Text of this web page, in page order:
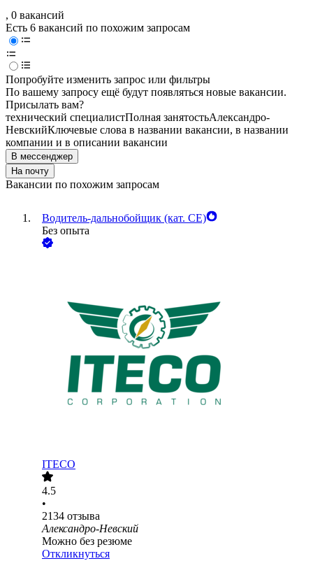
, 0 вакансий
Есть 6 вакансий по похожим запросам
Попробуйте изменить запрос или фильтры
По вашему запросу ещё будут появляться новые вакансии.
Присылать вам?
технический специалистПолная занятостьАлександро-
НевскийКлючевые слова в названии вакансии, в названии
компании и в описании вакансии
В мессенджер
На почту
Вакансии по похожим запросам
Водитель-дальнобойщик (кат. CE)
Без опыта
ITECO
4.5
•
2134 отзыва
Александро-Невский
Можно без резюме
Откликнуться